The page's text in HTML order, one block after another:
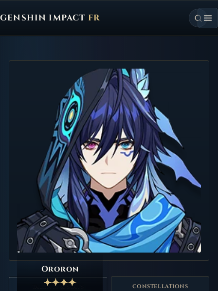
GENSHIN IMPACT FR
Genshin Impact FR, retour à l'accueil
TALENTS & STATS CONSTELLATIONS
Ororon